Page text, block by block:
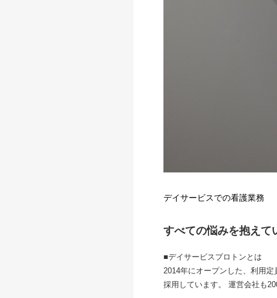
デイサービスでの看護業務
すべての悩みを抱えて
■デイサービスプロトンとは
2014年にオープンした、利用
採用しています。 運営会社も